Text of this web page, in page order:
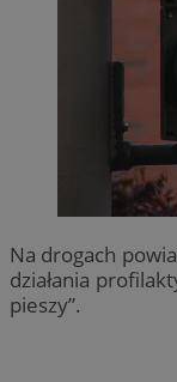
Na drogach
działania
pieszy”.